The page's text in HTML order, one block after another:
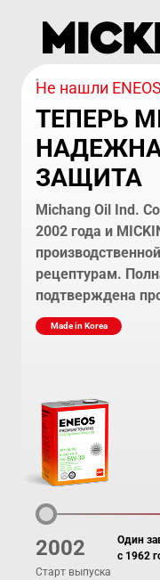
Не нашли
ТЕПЕРЬ
ЗАЩИТА
Michang Oil Ind.
2002 года и
рецептурам.
подтверждена
Made in Korea
2002
Старт выпуска
Один
с 1962